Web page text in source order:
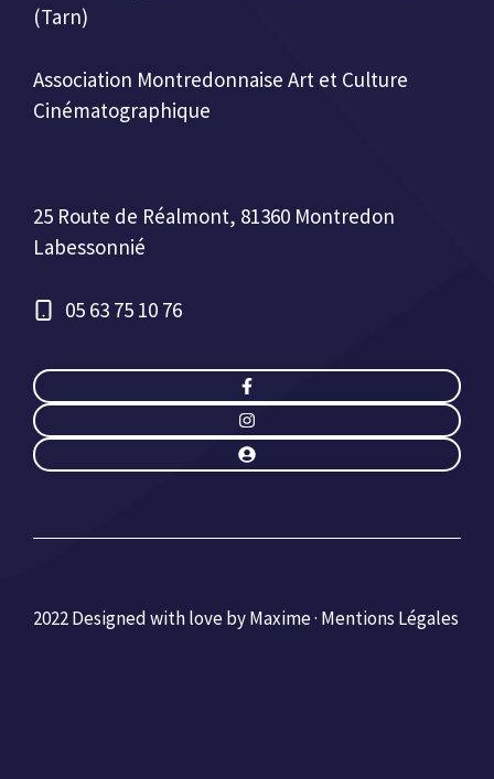
(Tarn)
Association Montredonnaise Art et Culture
Cinématographique
25 Route de Réalmont, 81360 Montredon
Labessonnié
05 63 75 10 76
2022 Designed with love by Maxime · Mentions Légales